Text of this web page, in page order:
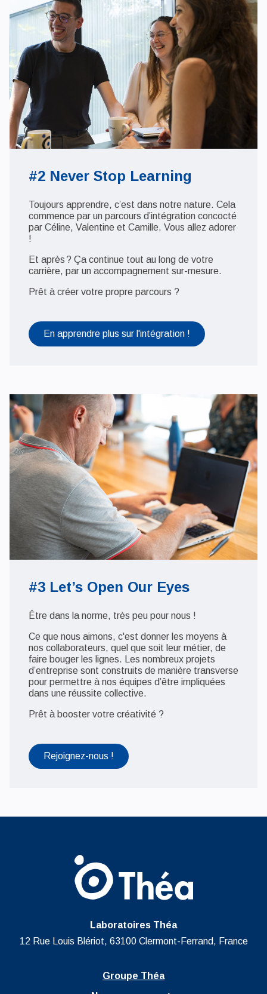
#2 Never Stop Learning
Toujours apprendre, c’est dans notre nature. Cela
commence par un parcours d’intégration concocté
par Céline, Valentine et Camille. Vous allez adorer
!
Et après ? Ça continue tout au long de votre
carrière, par un accompagnement sur-mesure.
Prêt à créer votre propre parcours ?
En apprendre plus sur l'intégration !
#3 Let’s Open Our Eyes
Être dans la norme, très peu pour nous !
Ce que nous aimons, c'est donner les moyens à
nos collaborateurs, quel que soit leur métier, de
faire bouger les lignes. Les nombreux projets
d’entreprise sont construits de manière transverse
pour permettre à nos équipes d’être impliquées
dans une réussite collective.
Prêt à booster votre créativité ?
Rejoignez-nous !
Laboratoires Théa
12 Rue Louis Blériot, 63100 Clermont-Ferrand, France
Groupe Théa